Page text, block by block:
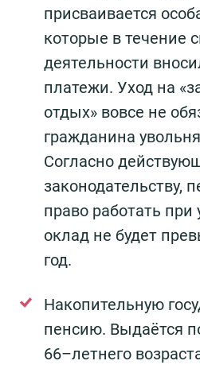
присваивается
которые в течение
деятельности
платежи. Уход на
отдых» вовсе не
гражданина
Согласно
законодательству,
право работать при
оклад не будет
год.
Накопительную
пенсию. Выдаётся
66–летнего